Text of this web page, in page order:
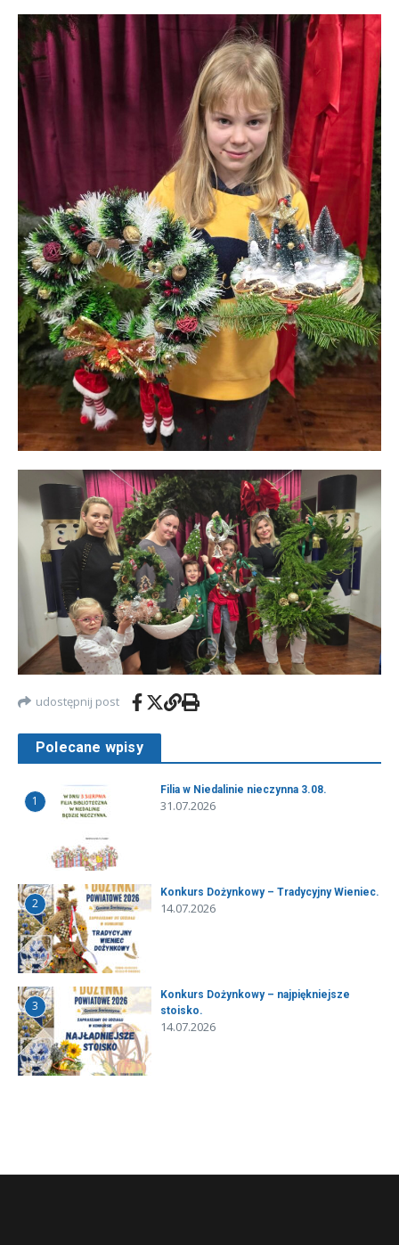
udostępnij post
Polecane wpisy
1
Filia w Niedalinie nieczynna 3.08.
31.07.2026
2
Konkurs Dożynkowy – Tradycyjny Wieniec.
14.07.2026
3
Konkurs Dożynkowy – najpiękniejsze
stoisko.
14.07.2026